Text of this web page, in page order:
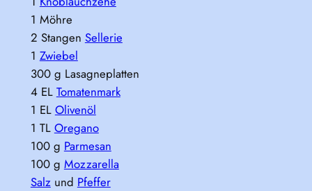
1 Möhre
2 Stangen Sellerie
1 Zwiebel
300 g Lasagneplatten
4 EL Tomatenmark
1 EL Olivenöl
1 TL Oregano
100 g Parmesan
100 g Mozzarella
Salzund Pfeffer